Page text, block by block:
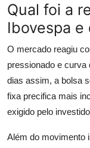
Qual foi a
Ibovespa
O mercado reagiu
pressionado e curva
dias assim, a bolsa
fixa precifica mais
exigido pelo
Além do movimento